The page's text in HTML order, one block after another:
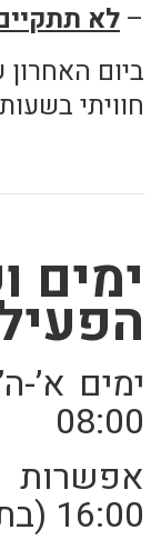
– לא
ביום
חוויתי
ימים
08:00
אפשרות
16:00 (בתשלום).